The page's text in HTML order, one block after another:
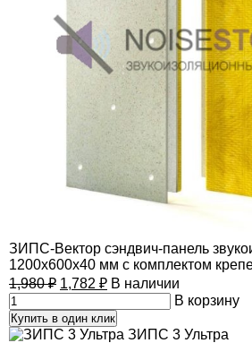
ЗИПС-Вектор сэндвич-панель
1200х600х40 мм с комплектом
1,980₽ 1,782 ₽ В наличии
В корзину
Купить в один клик
ЗИПС 3 Ультра